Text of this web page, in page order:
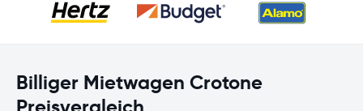
Billiger Mietwagen Crotone